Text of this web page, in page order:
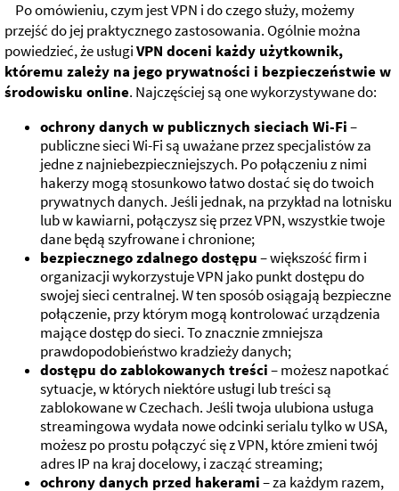
Po omówieniu, czym jest VPN i do czego służy, możemy
przejść do jej praktycznego zastosowania. Ogólnie można
powiedzieć, że usługiVPN doceni każdy użytkownik,
któremu zależy na jego prywatności i bezpieczeństwie w
środowisku online. Najczęściej są one wykorzystywane do:
ochrony danych w publicznych sieciach Wi-Fi–
publiczne sieci Wi-Fi są uważane przez specjalistów za
jedne z najniebezpieczniejszych. Po połączeniu z nimi
hakerzy mogą stosunkowo łatwo dostać się do twoich
prywatnych danych. Jeśli jednak, na przykład na lotnisku
lub w kawiarni, połączysz się przez VPN, wszystkie twoje
dane będą szyfrowane i chronione;
bezpiecznego zdalnego dostępu– większość firm i
organizacji wykorzystuje VPN jako punkt dostępu do
swojej sieci centralnej. W ten sposób osiągają bezpieczne
połączenie, przy którym mogą kontrolować urządzenia
mające dostęp do sieci. To znacznie zmniejsza
prawdopodobieństwo kradzieży danych;
dostępu do zablokowanych treści– możesz napotkać
sytuacje, w których niektóre usługi lub treści są
zablokowane w Czechach. Jeśli twoja ulubiona usługa
streamingowa wydała nowe odcinki serialu tylko w USA,
możesz po prostu połączyć się z VPN, które zmieni twój
adres IP na kraj docelowy, i zacząć streaming;
ochrony danych przed hakerami– za każdym razem,